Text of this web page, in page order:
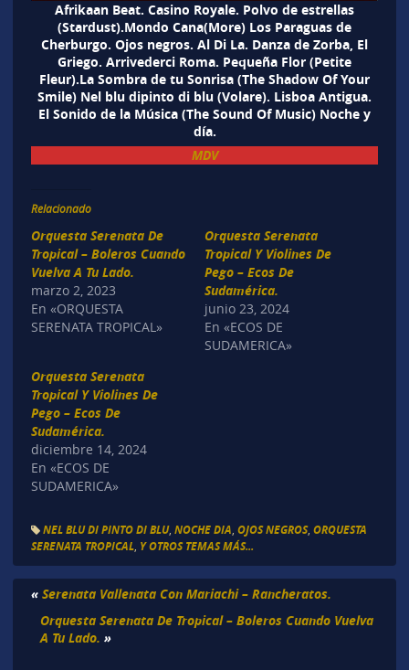
Afrikaan Beat. Casino Royale. Polvo de estrellas
(Stardust).Mondo Cana(More) Los Paraguas de
Cherburgo. Ojos negros. Al Di La. Danza de Zorba, El
Griego. Arrivederci Roma. Pequeña Flor (Petite
Fleur).La Sombra de tu Sonrisa (The Shadow Of Your
Smile) Nel blu dipinto di blu (Volare). Lisboa Antigua.
El Sonido de la Música (The Sound Of Music) Noche y
día.
MDV
Relacionado
Orquesta Serenata De
Tropical – Boleros Cuando
Vuelva A Tu Lado.
marzo 2, 2023
En «ORQUESTA
SERENATA TROPICAL»
Orquesta Serenata
Tropical Y Violines De
Pego – Ecos De
Sudamérica.
junio 23, 2024
En «ECOS DE
SUDAMERICA»
Orquesta Serenata
Tropical Y Violines De
Pego – Ecos De
Sudamérica.
diciembre 14, 2024
En «ECOS DE
SUDAMERICA»
NEL BLU DI PINTO DI BLU, NOCHE DIA OJOS NEGROS, ORQUESTA
SERENATA TROPICAL, Y OTROS TEMAS MÁS...
« Serenata Vallenata Con Mariachi – Rancheratos.
Orquesta Serenata De Tropical – Boleros Cuando Vuelva
A Tu Lado. »